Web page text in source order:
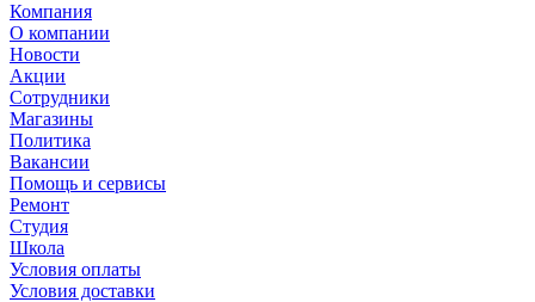
Компания
О компании
Новости
Акции
Сотрудники
Магазины
Политика
Вакансии
Помощь и сервисы
Ремонт
Студия
Школа
Условия оплаты
Условия доставки